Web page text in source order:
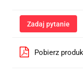
Zadaj pytanie
Pobierz